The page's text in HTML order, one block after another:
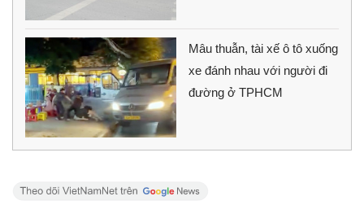
Mâu thuẫn, tài xế ô tô xuống
xe đánh nhau với người đi
đường ở TPHCM